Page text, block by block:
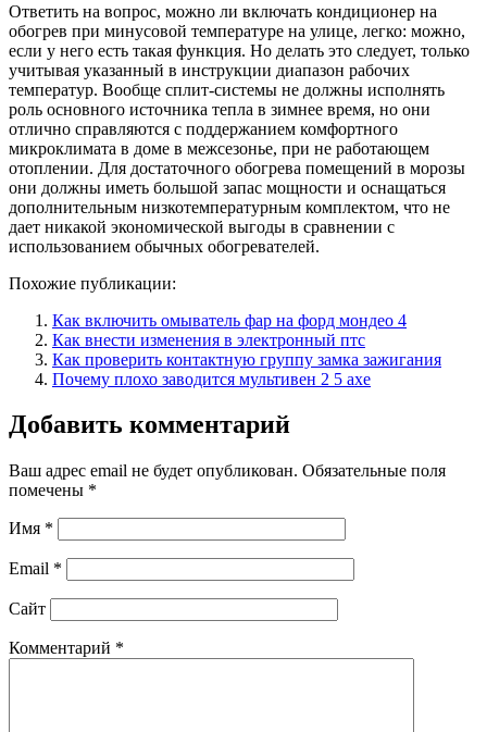
Ответить на вопрос, можно ли включать кондиционер на
обогрев при минусовой температуре на улице, легко: можно,
если у него есть такая функция. Но делать это следует, только
учитывая указанный в инструкции диапазон рабочих
температур. Вообще сплит-системы не должны исполнять
роль основного источника тепла в зимнее время, но они
отлично справляются с поддержанием комфортного
микроклимата в доме в межсезонье, при не работающем
отоплении. Для достаточного обогрева помещений в морозы
они должны иметь большой запас мощности и оснащаться
дополнительным низкотемпературным комплектом, что не
дает никакой экономической выгоды в сравнении с
использованием обычных обогревателей.
Похожие публикации:
Как включить омыватель фар на форд мондео 4
Как внести изменения в электронный птс
Как проверить контактную группу замка зажигания
Почему плохо заводится мультивен 2 5 ахе
Добавить комментарий
Ваш адрес email не будет опубликован. Обязательные поля
помечены *
Имя *
Email *
Сайт
Комментарий *